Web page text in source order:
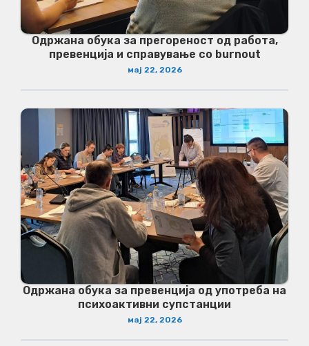
Одржана обука за прегореност од работа,
превенција и справување со burnout
мај 22, 2026
Одржана обука за превенција од употреба на
психоактивни супстанции
мај 22, 2026